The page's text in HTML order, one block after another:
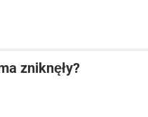
zniknęły?